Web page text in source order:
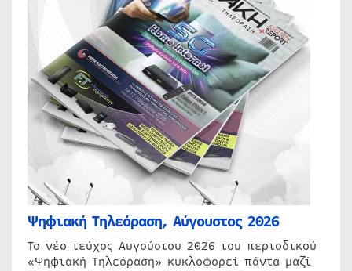
Ψηφιακή Τηλεόραση, Αύγουστος 2026
Το νέο τεύχος Αυγούστου 2026 του περιοδικού
«Ψηφιακή Τηλεόραση» κυκλοφορεί πάντα μαζί